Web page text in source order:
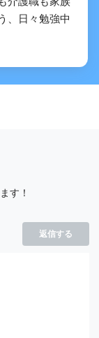
、日々勉強中
す！
返信する